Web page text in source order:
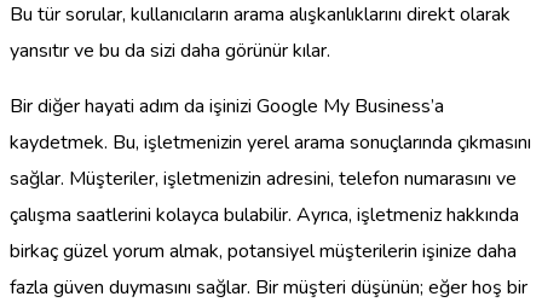
Bu tür sorular, kullanıcıların arama alışkanlıklarını direkt olarak
yansıtır ve bu da sizi daha görünür kılar.
Bir diğer hayati adım da işinizi Google My Business’a
kaydetmek. Bu, işletmenizin yerel arama sonuçlarında çıkmasını
sağlar. Müşteriler, işletmenizin adresini, telefon numarasını ve
çalışma saatlerini kolayca bulabilir. Ayrıca, işletmeniz hakkında
birkaç güzel yorum almak, potansiyel müşterilerin işinize daha
fazla güven duymasını sağlar. Bir müşteri düşünün; eğer hoş bir